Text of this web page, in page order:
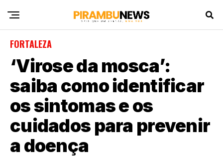
FORTALEZA
‘Virose da mosca’:
saiba como identificar
os sintomas e os
cuidados para prevenir
a doença